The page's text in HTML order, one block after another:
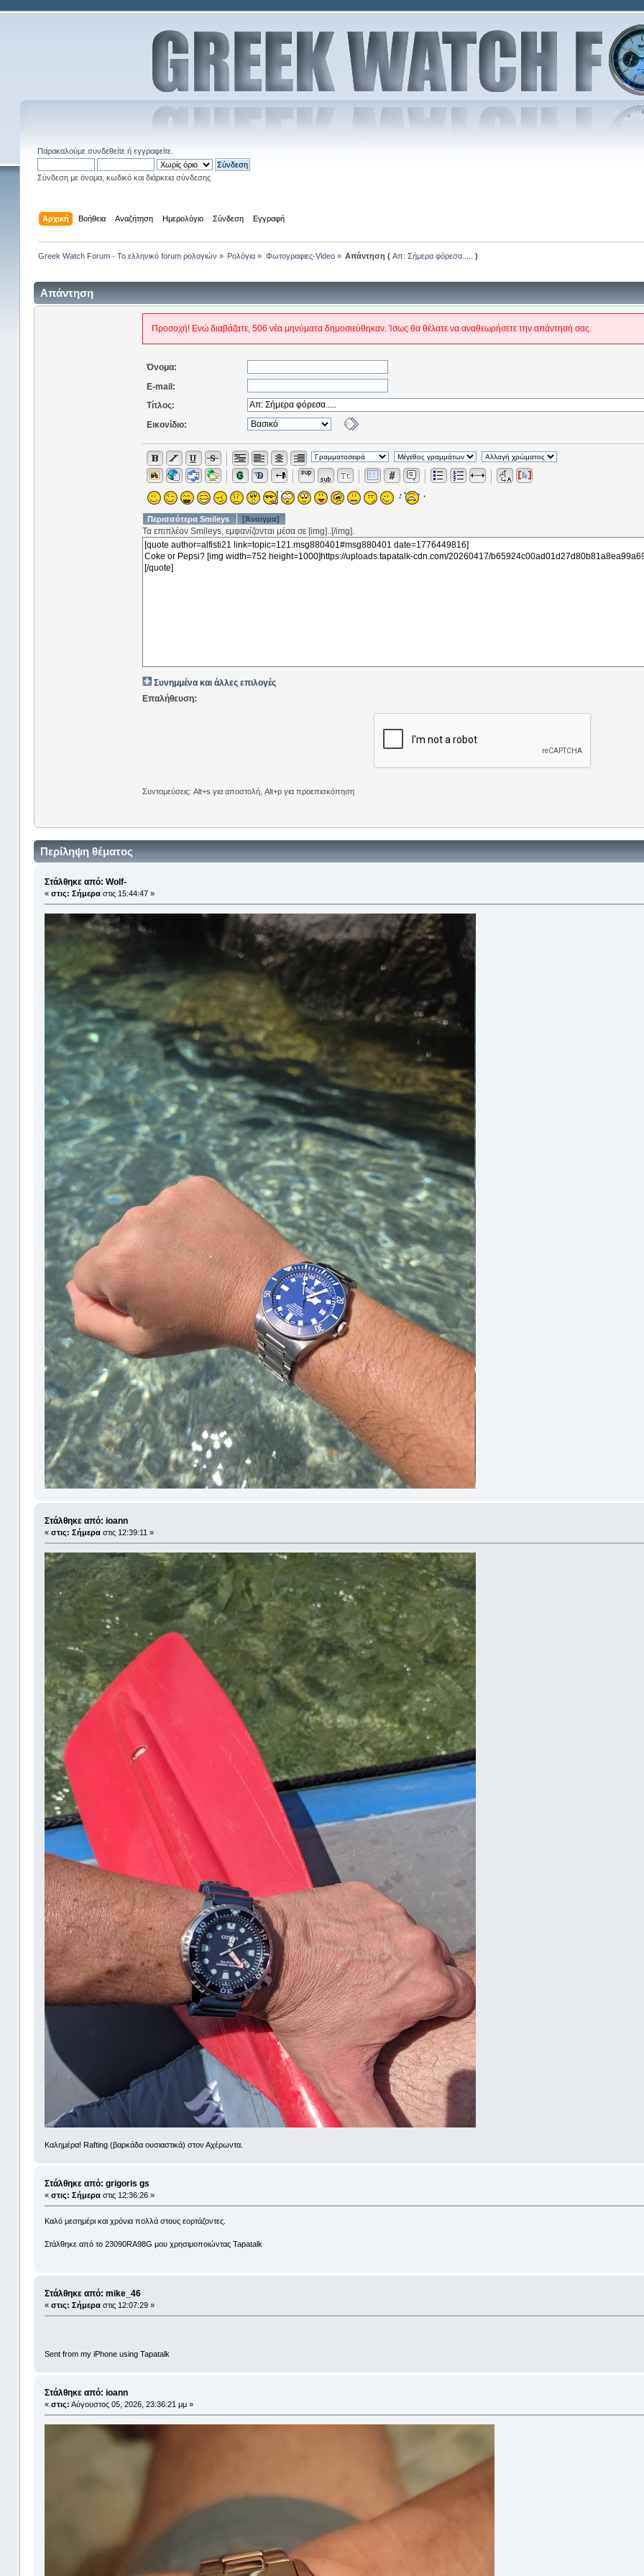
Παρακαλούμε συνδεθείτεή εγγραφείτε.
Σύνδεση με όνομα, κωδικό και διάρκεια σύνδεσης
Αρχική Βοήθεια Αναζήτηση Ημερολόγιο Σύνδεση Εγγραφή
Greek Watch Forum - Το ελληνικό forum ρολογιών » Ρολόγια » Φωτογραφιες-Video» Απάντηση (Απ: Σήμερα φόρεσα..... )
Απάντηση
Προσοχή! Ενώ διαβάζατε, 506 νέα μηνύματα δημοσιεύθηκαν. Ίσως θα θέλατε να αναθεωρήσετε την απάντησή σας.
Όνομα:
E-mail:
Τίτλος:
Εικονίδιο:
Περισσότερα Smileys [Άνοιγμα]
Τα επιπλέον Smileys, εμφανίζονται μέσα σε [img]..[/img].
Συνημμένα και άλλες επιλογές
Επαλήθευση:
Συντομεύσεις: Alt+s για αποστολή, Alt+p για προεπισκόπηση
Περίληψη θέματος
Στάλθηκε από: Wolf-
« στις: Σήμεραστις 15:44:47 »
Στάλθηκε από: ioann
« στις: Σήμεραστις 12:39:11 »
Καλημέρα! Rafting (βαρκάδα ουσιαστικά) στον Αχέρωντα.
Στάλθηκε από: grigoris gs
« στις: Σήμεραστις 12:36:26 »
Καλό μεσημέρι και χρόνια πολλά στους εορτάζοντες.
Στάλθηκε από το 23090RA98G μου χρησιμοποιώντας Tapatalk
Στάλθηκε από: mike_46
« στις: Σήμεραστις 12:07:29 »
Sent from my iPhone using Tapatalk
Στάλθηκε από: ioann
« στις: Αύγουστος 05, 2026, 23:36:21 μμ »